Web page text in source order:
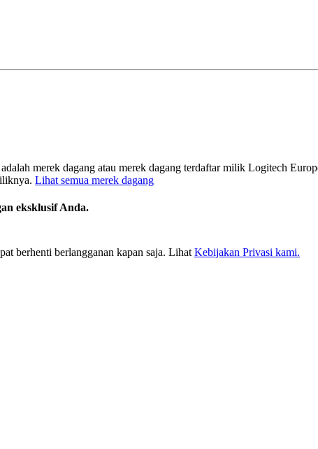
merek dagang atau merek dagang terdaftar milik Logitech
Lihat semua merek dagang
eksklusif Anda.
berhenti berlangganan kapan saja. Lihat Kebijakan Privasi kami.